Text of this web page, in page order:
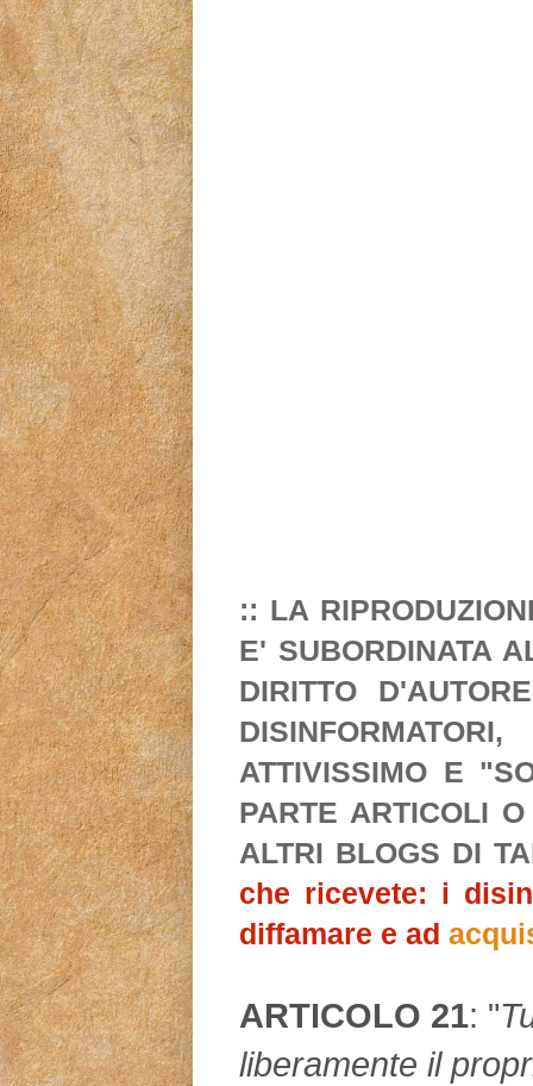
:: LA
E' SUBORDINATA
DIRITTO
ATTIVISSIMO E
PARTE ARTICOLI
ALTRI BLOGS DI
che ricevete: i
diffamare e ad
ARTICOLO 21: "
liberamente il